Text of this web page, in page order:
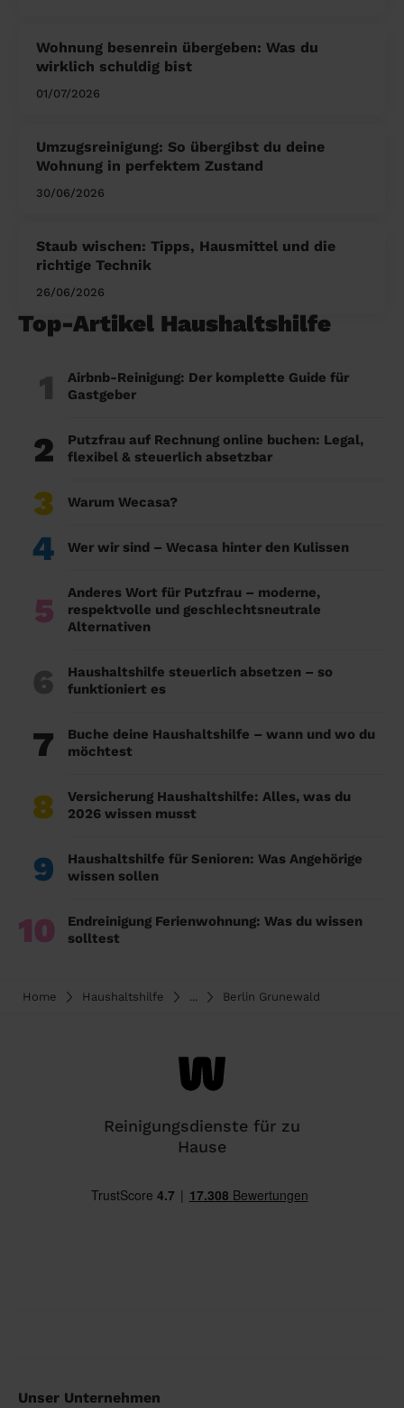
Wohnung besenrein übergeben: Was du
wirklich schuldig bist
01/07/2026
Umzugsreinigung: So übergibst du deine
Wohnung in perfektem Zustand
30/06/2026
Staub wischen: Tipps, Hausmittel und die
richtige Technik
26/06/2026
Top-Artikel Haushaltshilfe
1
Airbnb-Reinigung: Der komplette Guide für
Gastgeber
2
Putzfrau auf Rechnung online buchen: Legal,
flexibel & steuerlich absetzbar
3 Warum Wecasa?
4 Wer wir sind – Wecasa hinter den Kulissen
5
Anderes Wort für Putzfrau – moderne,
respektvolle und geschlechtsneutrale
Alternativen
6
Haushaltshilfe steuerlich absetzen – so
funktioniert es
7
Buche deine Haushaltshilfe – wann und wo du
möchtest
8
Versicherung Haushaltshilfe: Alles, was du
2026 wissen musst
9
Haushaltshilfe für Senioren: Was Angehörige
wissen sollen
10
Endreinigung Ferienwohnung: Was du wissen
solltest
Home Haushaltshilfe ... Berlin Grunewald
Reinigungsdienste für zu
Hause
Unser Unternehmen